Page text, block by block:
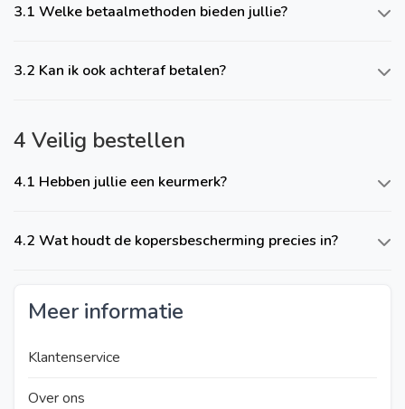
3.1 Welke betaalmethoden bieden jullie?
3.2 Kan ik ook achteraf betalen?
4 Veilig bestellen
4.1 Hebben jullie een keurmerk?
4.2 Wat houdt de kopersbescherming precies in?
Meer informatie
Klantenservice
Over ons